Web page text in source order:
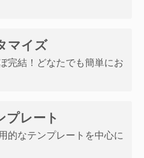
マイズ
完結！どなたでも簡単にお
プレート
的なテンプレートを中心に